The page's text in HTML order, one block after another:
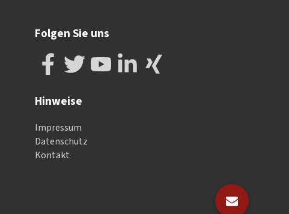
Folgen Sie uns
Hinweise
Impressum
Datenschutz
Kontakt